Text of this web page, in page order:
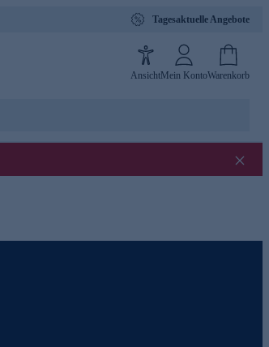
Tagesaktuelle Angebote
AnsichtMein KontoWarenkorb